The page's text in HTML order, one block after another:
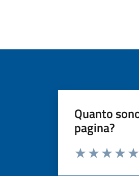
Quanto
pagina?
Valuta da 1 a 5 stelle